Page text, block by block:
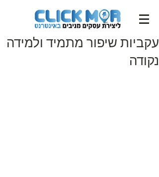
עקביות שיפור מתמיד ולמידה
נקודה